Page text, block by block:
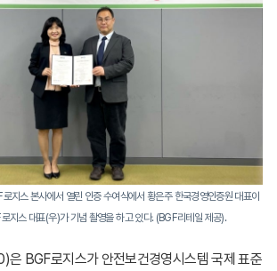
지스 본사에서 열린 인증 수여식에서 황은주 한국경영인증원 대표이
지스 대표(우)가 기념 촬영을 하고 있다. (BGF리테일 제공).
BGF로지스가 안전보건경영시스템 국제 표준